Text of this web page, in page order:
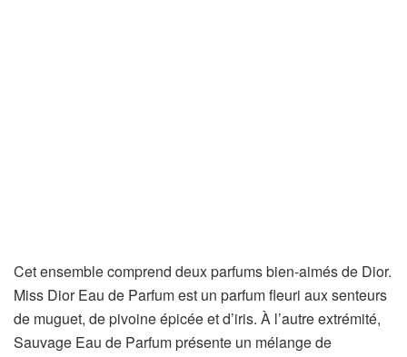
Cet ensemble comprend deux parfums bien-aimés de Dior.
Miss Dior Eau de Parfum est un parfum fleuri aux senteurs
de muguet, de pivoine épicée et d’iris. À l’autre extrémité,
Sauvage Eau de Parfum présente un mélange de